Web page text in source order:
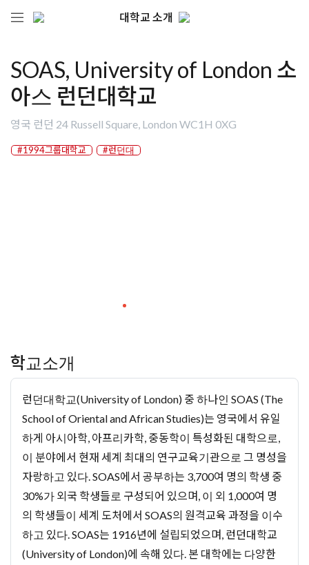
대학교 소개
SOAS, University of London 소
아스 런던대학교
영국 런던 24 Russell Square, London WC1H 0XG
#1994그룹대학교 #런던대
학교소개
런던대학교(University of London) 중 하나인 SOAS (The
School of Oriental and African Studies)는 영국에서 유일
하게 아시아학, 아프리카학, 중동학이 특성화된 대학으로,
이 분야에서 현재 세계 최대의 연구교육기관으로 그 명성을
자랑하고 있다. SOAS에서 공부하는 3,700여 명의 학생 중
30%가 외국 학생들로 구성되어 있으며, 이 외 1,000여 명
의 학생들이 세계 도처에서 SOAS의 원격교육 과정을 이수
하고 있다. SOAS는 1916년에 설립되었으며, 런던대학교
(University of London)에 속해 있다. 본 대학에는 다양한